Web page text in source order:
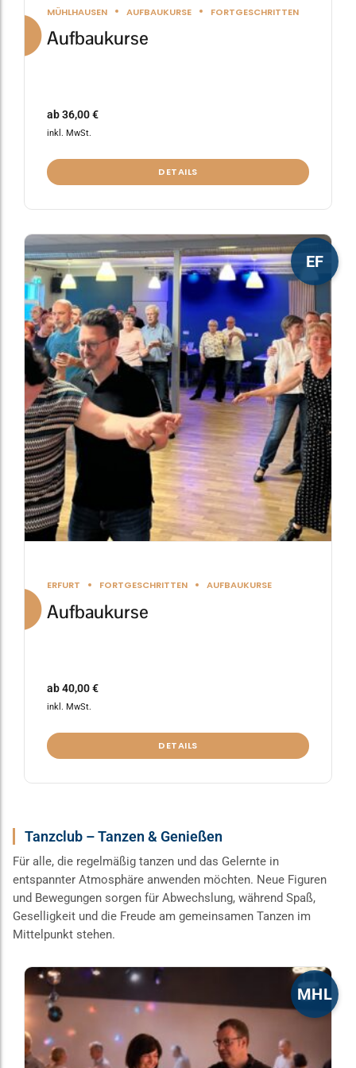
MÜHLHAUSEN AUFBAUKURSE FORTGESCHRITTEN
Aufbaukurse
ab36,00€
inkl. MwSt.
DETAILS
EF
ERFURT FORTGESCHRITTEN AUFBAUKURSE
Aufbaukurse
ab40,00€
inkl. MwSt.
DETAILS
Dieses
Produkt
weist
mehrere
Varianten
auf.
Die
Optionen
können
auf
der
Produktseite
gewählt
werden
Tanzclub – Tanzen & Genießen
Für alle, die regelmäßig tanzen und das Gelernte in
entspannter Atmosphäre anwenden möchten. Neue Figuren
und Bewegungen sorgen für Abwechslung, während Spaß,
Geselligkeit und die Freude am gemeinsamen Tanzen im
Mittelpunkt stehen.
MHL
Dieses
Produkt
weist
mehrere
Varianten